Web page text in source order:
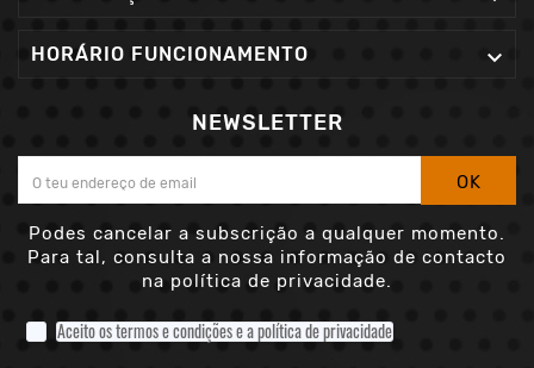
HORÁRIO FUNCIONAMENTO 
NEWSLETTER
OK
Podes cancelar a subscrição a qualquer momento.
Para tal, consulta a nossa informação de contacto
na política de privacidade.
Aceito os termos e condições e a política de privacidade